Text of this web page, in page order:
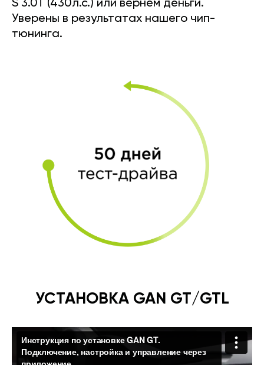
S 3.0T (430л.с.) или вернем деньги.
Уверены в результатах нашего чип-
тюнинга.
УСТАНОВКА GAN GT/GTL